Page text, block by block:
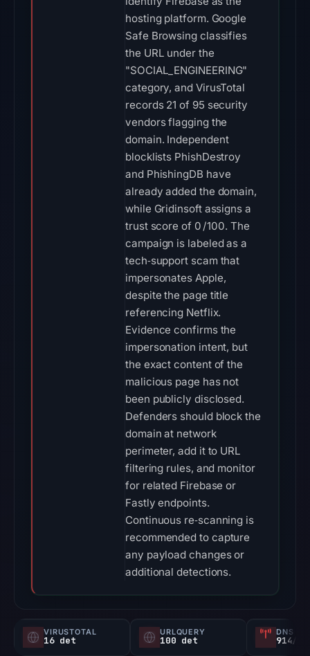
hosting platform. Google
Safe Browsing classifies
the URL under the
"SOCIAL_ENGINEERING"
category, and VirusTotal
records 21 of 95 security
vendors flagging the
domain. Independent
blocklists PhishDestroy
and PhishingDB have
already added the domain,
while Gridinsoft assigns a
trust score of 0 / 100. The
campaign is labeled as a
tech‑support scam that
impersonates Apple,
despite the page title
referencing Netflix.
Evidence confirms the
impersonation intent, but
the exact content of the
malicious page has not
been publicly disclosed.
Defenders should block the
domain at network
perimeter, add it to URL
filtering rules, and monitor
for related Firebase or
Fastly endpoints.
Continuous re‑scanning is
recommended to capture
any payload changes or
additional detections.
VIRUSTOTAL
16 det
URLQUERY
100 det
DNS
914/